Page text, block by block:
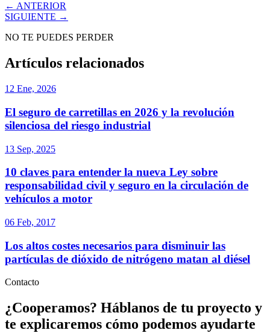
← ANTERIOR
SIGUIENTE →
NO TE PUEDES PERDER
Artículos relacionados
12 Ene, 2026
El seguro de carretillas en 2026 y la revolución
silenciosa del riesgo industrial
13 Sep, 2025
10 claves para entender la nueva Ley sobre
responsabilidad civil y seguro en la circulación de
vehículos a motor
06 Feb, 2017
Los altos costes necesarios para disminuir las
partículas de dióxido de nitrógeno matan al diésel
Contacto
¿Cooperamos? Háblanos de tu proyecto y
te explicaremos cómo podemos ayudarte